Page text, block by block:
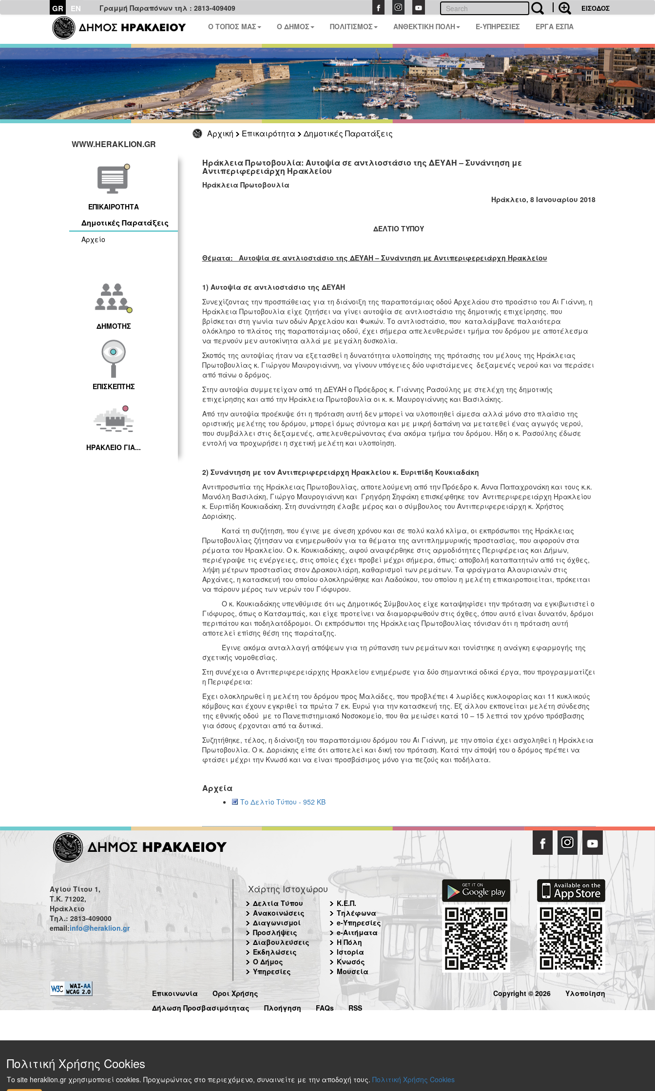
GR EN Γραμμή Παραπόνων τηλ : 2813-409409 ΕΙΣΟΔΟΣ
Ο ΤΟΠΟΣ ΜΑΣ Ο ΔΗΜΟΣ ΠΟΛΙΤΙΣΜΟΣ ΑΝΘΕΚΤΙΚΗ ΠΟΛΗ E-ΥΠΗΡΕΣΙΕΣ ΕΡΓΑ ΕΣΠΑ
Αρχική Επικαιρότητα
Δημοτικές Παρατάξεις
WWW.HERAKLION.GR
ΕΠΙΚΑΙΡΟΤΗΤΑ
Δημοτικές Παρατάξεις
Αρχείο
ΔΗΜΟΤΗΣ
ΕΠΙΣΚΕΠΤΗΣ
ΗΡΑΚΛΕΙΟ ΓΙΑ...
Ηράκλεια Πρωτοβουλία: Αυτοψία σε αντλιοστάσιο της ΔΕΥΑΗ – Συνάντηση με
Αντιπεριφερειάρχη Ηρακλείου
Ηράκλεια Πρωτοβουλία
Ηράκλειο, 8 Ιανουαρίου 2018
ΔΕΛΤΙΟ ΤΥΠΟΥ
Θέματα: Αυτοψία σε αντλιοστάσιο της ΔΕΥΑΗ – Συνάντηση με Αντιπεριφερειάρχη Ηρακλείου
1) Αυτοψία σε αντλιοστάσιο της ΔΕΥΑΗ
Συνεχίζοντας την προσπάθειας για τη διάνοιξη της παραποτάμιας οδού Αρχελάου στο προάστιο του Άι Γιάννη, η
Ηράκλεια Πρωτοβουλία είχε ζητήσει να γίνει αυτοψία σε αντλιοστάσιο της δημοτικής επιχείρησης. που
βρίσκεται στη γωνία των οδών Αρχελάου και Φωκών. Το αντλιοστάσιο, που καταλάμβανε παλαιότερα
ολόκληρο το πλάτος της παραποτάμιας οδού, έχει σήμερα απελευθερώσει τμήμα του δρόμου με αποτέλεσμα
να περνούν μεν αυτοκίνητα αλλά με μεγάλη δυσκολία.
Σκοπός της αυτοψίας ήταν να εξετασθεί η δυνατότητα υλοποίησης της πρότασης του μέλους της Ηράκλειας
Πρωτοβουλίας κ. Γιώργου Μαυρογιάννη, να γίνουν υπόγειες δύο υφιστάμενες δεξαμενές νερού και να περάσει
από πάνω ο δρόμος.
Στην αυτοψία συμμετείχαν από τη ΔΕΥΑΗ ο Πρόεδρος κ. Γιάννης Ρασούλης με στελέχη της δημοτικής
επιχείρησης και από την Ηράκλεια Πρωτοβουλία οι κ. κ. Μαυρογιάννης και Βασιλάκης.
Από την αυτοψία προέκυψε ότι η πρόταση αυτή δεν μπορεί να υλοποιηθεί άμεσα αλλά μόνο στο πλαίσιο της
οριστικής μελέτης του δρόμου, μπορεί όμως σύντομα και με μικρή δαπάνη να μετατεθεί ένας αγωγός νερού,
που συμβάλλει στις δεξαμενές, απελευθερώνοντας ένα ακόμα τμήμα του δρόμου. Ήδη ο κ. Ρασούλης έδωσε
εντολή να προχωρήσει η σχετική μελέτη και υλοποίηση.
2) Συνάντηση με τον Αντιπεριφερειάρχη Ηρακλείου κ. Ευριπίδη Κουκιαδάκη
Αντιπροσωπία της Ηράκλειας Πρωτοβουλίας, αποτελούμενη από την Πρόεδρο κ. Άννα Παπαχρονάκη και τους κ.κ.
Μανόλη Βασιλάκη, Γιώργο Μαυρογιάννη και Γρηγόρη Σηφάκη επισκέφθηκε τον Αντιπεριφερειάρχη Ηρακλείου
κ. Ευριπίδη Κουκιαδάκη. Στη συνάντηση έλαβε μέρος και ο σύμβουλος του Αντιπεριφερειάρχη κ. Χρήστος
Δοριάκης.
Κατά τη συζήτηση, που έγινε με άνεση χρόνου και σε πολύ καλό κλίμα, οι εκπρόσωποι της Ηράκλειας
Πρωτοβουλίας ζήτησαν να ενημερωθούν για τα θέματα της αντιπλημμυρικής προστασίας, που αφορούν στα
ρέματα του Ηρακλείου. Ο κ. Κουκιαδάκης, αφού αναφέρθηκε στις αρμοδιότητες Περιφέρειας και Δήμων,
περιέγραψε τις ενέργειες, στις οποίες έχει προβεί μέχρι σήμερα, όπως: αποβολή καταπατητών από τις όχθες,
λήψη μέτρων προστασίας στον Δρακουλιάρη, καθαρισμοί των ρεμάτων. Τα φράγματα Αλαυριανών στις
Αρχάνες, η κατασκευή του οποίου ολοκληρώθηκε και Λαδούκου, του οποίου η μελέτη επικαιροποιείται, πρόκειται
να πάρουν μέρος των νερών του Γιόφυρου.
Ο κ. Κουκιαδάκης υπενθύμισε ότι ως Δημοτικός Σύμβουλος είχε καταψηφίσει την πρόταση να εγκιβωτιστεί ο
Γιόφυρος, όπως ο Κατσαμπάς, και είχε προτείνει να διαμορφωθούν στις όχθες, όπου αυτό είναι δυνατόν, δρόμοι
περιπάτου και ποδηλατόδρομοι. Οι εκπρόσωποι της Ηράκλειας Πρωτοβουλίας τόνισαν ότι η πρόταση αυτή
αποτελεί επίσης θέση της παράταξης.
Έγινε ακόμα ανταλλαγή απόψεων για τη ρύπανση των ρεμάτων και τονίστηκε η ανάγκη εφαρμογής της
σχετικής νομοθεσίας.
Στη συνέχεια ο Αντιπεριφερειάρχης Ηρακλείου ενημέρωσε για δύο σημαντικά οδικά έργα, που προγραμματίζει
η Περιφέρεια:
Έχει ολοκληρωθεί η μελέτη του δρόμου προς Μαλάδες, που προβλέπει 4 λωρίδες κυκλοφορίας και 11 κυκλικούς
κόμβους και έχουν εγκριθεί τα πρώτα 7 εκ. Ευρώ για την κατασκευή της. Εξ άλλου εκπονείται μελέτη σύνδεσης
της εθνικής οδού με το Πανεπιστημιακό Νοσοκομείο, που θα μειώσει κατά 10 – 15 λεπτά τον χρόνο πρόσβασης
για όσους έρχονται από τα δυτικά.
Συζητήθηκε, τέλος, η διάνοιξη του παραποτάμιου δρόμου του Άι Γιάννη, με την οποία έχει ασχοληθεί η Ηράκλεια
Πρωτοβουλία. Ο κ. Δοριάκης είπε ότι αποτελεί και δική του πρόταση. Κατά την άποψή του ο δρόμος πρέπει να
φτάσει μέχρι την Κνωσό και να είναι προσβάσιμος μόνο για πεζούς και ποδήλατα.
Αρχεία
Το Δελτίο Τύπου - 952 KB
Αγίου Τίτου 1,
Τ.Κ. 71202,
Ηράκλειο
Τηλ.: 2813-409000
email:info@heraklion.gr
Χάρτης Ιστοχώρου
Δελτία Τύπου
Ανακοινώσεις
Διαγωνισμοί
Προσλήψεις
Διαβουλεύσεις
Εκδηλώσεις
Ο Δήμος
Υπηρεσίες
Κ.Ε.Π.
Τηλέφωνα
e-Υπηρεσίες
e-Αιτήματα
Η Πόλη
Ιστορία
Κνωσός
Μουσεία
Επικοινωνία
Όροι Χρήσης
Δήλωση Προσβασιμότητας
Πλοήγηση FAQs RSS
Copyright © 2026 Υλοποίηση
Πολιτική Χρήσης Cookies
Το site heraklion.gr χρησιμοποιεί cookies. Προχωρώντας στο περιεχόμενο, συναινείτε με την αποδοχή τους. Πολιτική Χρήσης Cookies